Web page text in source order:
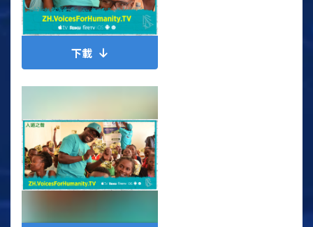
下載